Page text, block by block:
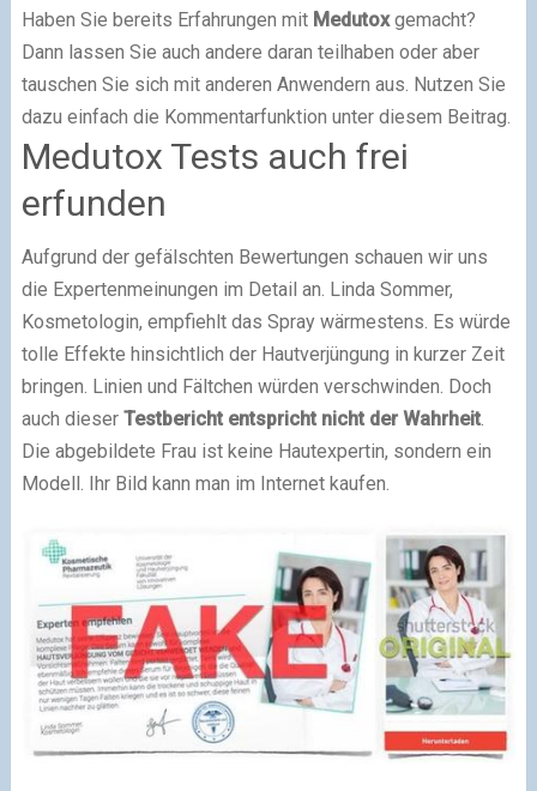
Haben Sie bereits Erfahrungen mit Medutoxgemacht?
Dann lassen Sie auch andere daran teilhaben oder aber
tauschen Sie sich mit anderen Anwendern aus. Nutzen Sie
dazu einfach die Kommentarfunktion unter diesem Beitrag.
Medutox Tests auch frei
erfunden
Aufgrund der gefälschten Bewertungen schauen wir uns
die Expertenmeinungen im Detail an. Linda Sommer,
Kosmetologin, empfiehlt das Spray wärmestens. Es würde
tolle Effekte hinsichtlich der Hautverjüngung in kurzer Zeit
bringen. Linien und Fältchen würden verschwinden. Doch
auch dieser Testbericht entspricht nicht der Wahrheit.
Die abgebildete Frau ist keine Hautexpertin, sondern ein
Modell. Ihr Bild kann man im Internet kaufen.